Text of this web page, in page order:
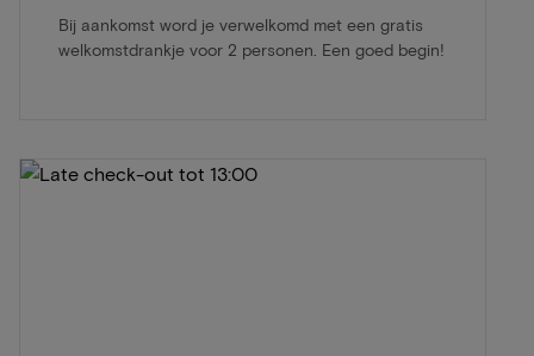
Bij aankomst word je verwelkomd met een gratis
welkomstdrankje voor 2 personen. Een goed begin!